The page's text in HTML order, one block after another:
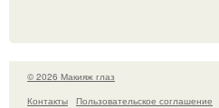
© 2026 Макияж глаз
Контакты
Пользовательское соглашение